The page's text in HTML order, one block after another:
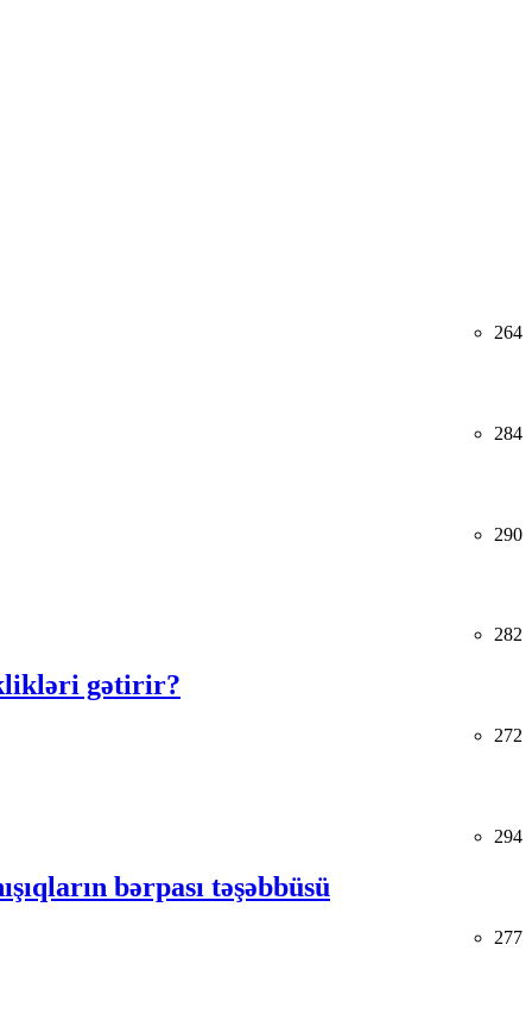
264
284
290
282
gətirir?
272
294
bərpası təşəbbüsü
277